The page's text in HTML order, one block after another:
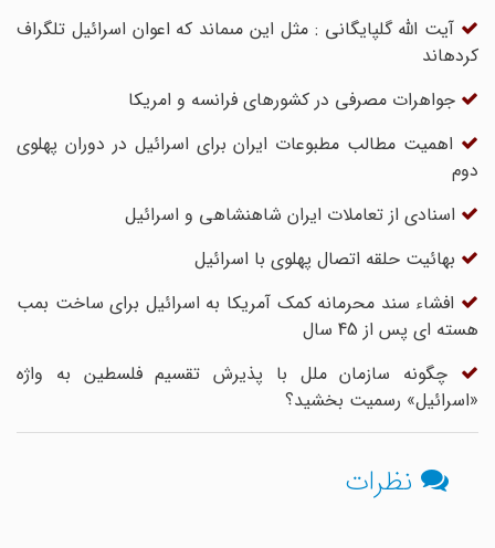
آیت الله گلپایگانی : مثل این مى‏ماند که اعوان اسرائیل تلگراف
کرده‏اند
جواهرات مصرفی در کشورهای فرانسه و امریکا
اهمیت مطالب مطبوعات ایران برای اسرائیل در دوران پهلوی
دوم
اسنادی از تعاملات ایران شاهنشاهی و اسرائیل
بهائیت حلقه اتصال پهلوی با اسرائیل
افشاء سند محرمانه کمک آمریکا به اسرائیل برای ساخت بمب
هسته ای پس از 45 سال
چگونه سازمان ملل با پذیرش تقسیم فلسطین به واژه
«اسرائیل» رسمیت بخشید؟
نظرات